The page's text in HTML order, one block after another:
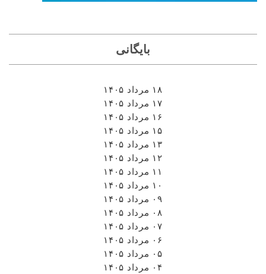
بایگانی
۱۸ مرداد ۱۴۰۵
۱۷ مرداد ۱۴۰۵
۱۶ مرداد ۱۴۰۵
۱۵ مرداد ۱۴۰۵
۱۳ مرداد ۱۴۰۵
۱۲ مرداد ۱۴۰۵
۱۱ مرداد ۱۴۰۵
۱۰ مرداد ۱۴۰۵
۰۹ مرداد ۱۴۰۵
۰۸ مرداد ۱۴۰۵
۰۷ مرداد ۱۴۰۵
۰۶ مرداد ۱۴۰۵
۰۵ مرداد ۱۴۰۵
۰۴ مرداد ۱۴۰۵